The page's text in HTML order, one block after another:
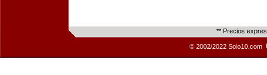
** Precios
© 2002/2022 Solo10.com